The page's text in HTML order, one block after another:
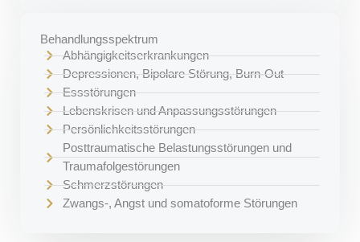
Behandlungsspektrum
Abhängigkeitserkrankungen
Depressionen, Bipolare Störung, Burn-Out
Essstörungen
Lebenskrisen und Anpassungsstörungen
Persönlichkeitsstörungen
Posttraumatische Belastungsstörungen und
Traumafolgestörungen
Schmerzstörungen
Zwangs-, Angst und somatoforme Störungen